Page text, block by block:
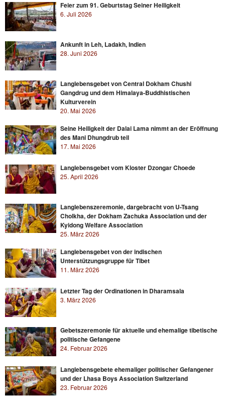
Feier zum 91. Geburtstag Seiner Heiligkeit
6. Juli 2026
Ankunft in Leh, Ladakh, Indien
28. Juni 2026
Langlebensgebet von Central Dokham Chushi
Gangdrug und dem Himalaya-Buddhistischen
Kulturverein
20. Mai 2026
Seine Heiligkeit der Dalai Lama nimmt an der Eröffnung
des Mani Dhungdrub teil
17. Mai 2026
Langlebensgebet vom Kloster Dzongar Choede
25. April 2026
Langlebenszeremonie, dargebracht von U-Tsang
Cholkha, der Dokham Zachuka Association und der
Kyidong Welfare Association
25. März 2026
Langlebensgebet von der indischen
Unterstützungsgruppe für Tibet
11. März 2026
Letzter Tag der Ordinationen in Dharamsala
3. März 2026
Gebetszeremonie für aktuelle und ehemalige tibetische
politische Gefangene
24. Februar 2026
Langlebensgebete ehemaliger politischer Gefangener
und der Lhasa Boys Association Switzerland
23. Februar 2026